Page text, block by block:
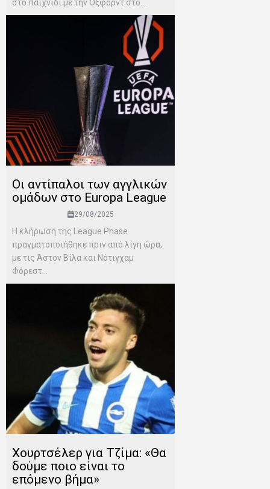
στο παιχνίδι με την Όξφορντ στο...
Οι αντίπαλοι των αγγλικών
ομάδων στο Europa League
29/08/2025
H κλήρωση της League Phase
πραγματοποιήθηκε πριν από λίγη ώρα,
με τις Άστον Βίλα και Νότιγχαμ
Φόρεστ...
Χουρτσέλερ για Τζίμα: «Θα
δούμε ποιο είναι το
επόμενο βήμα»